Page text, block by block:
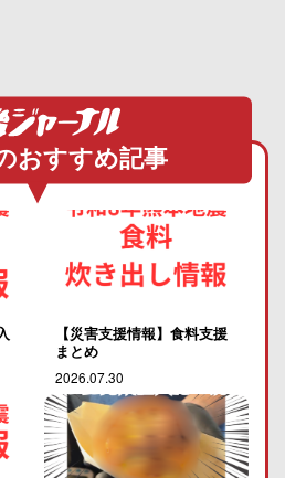
おすすめ記事
【災害支援情報】食料支援
まとめ
2026.07.30